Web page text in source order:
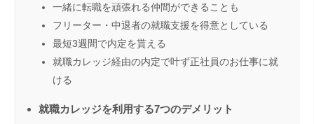
一緒に転職を頑張れる仲間ができることも
フリーター・中退者の就職支援を得意としている
最短3週間で内定を貰える
就職カレッジ経由の内定で叶ず正社員のお仕事に就
ける
就職カレッジを利用する7つのデメリット